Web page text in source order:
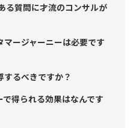
る質問に才流のコンサルが
ージャーニーは必要です
るべきですか？
得られる効果はなんです